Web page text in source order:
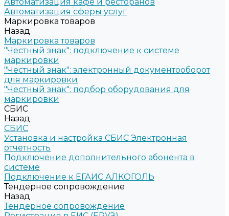
Автоматизация сферы услуг
Маркировка товаров
Назад
Маркировка товаров
"Честный знак": подключение к системе
маркировки
"Честный знак": электронный документооборот
для маркировки
"Честный знак": подбор оборудования для
маркировки
СБИС
Назад
СБИС
Установка и настройка СБИС Электронная
отчетность
Подключение дополнительного абонента в
системе
Подключение к ЕГАИС АЛКОГОЛЬ
Тендерное сопровождение
Назад
Тендерное сопровождение